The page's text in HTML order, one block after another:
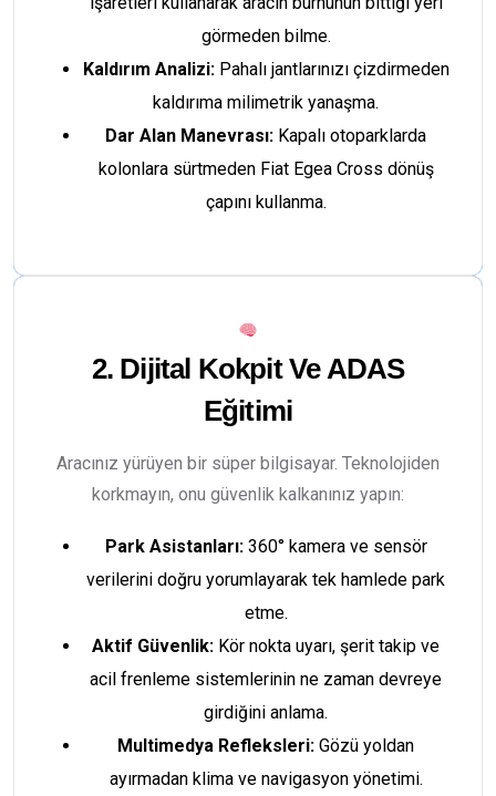
görmeden bilme.
Kaldırım Analizi:Pahalı jantlarınızı çizdirmeden
kaldırıma milimetrik yanaşma.
Dar Alan Manevrası: Kapalı otoparklarda
kolonlara sürtmeden Fiat Egea Cross dönüş
çapını kullanma.
2. Dijital Kokpit Ve ADAS
Eğitimi
Aracınız yürüyen bir süper bilgisayar. Teknolojiden
korkmayın, onu güvenlik kalkanınız yapın:
Park Asistanları:360° kamera ve sensör
verilerini doğru yorumlayarak tek hamlede park
etme.
Aktif Güvenlik: Kör nokta uyarı, şerit takip ve
acil frenleme sistemlerinin ne zaman devreye
girdiğini anlama.
Multimedya Refleksleri: Gözü yoldan
ayırmadan klima ve navigasyon yönetimi.